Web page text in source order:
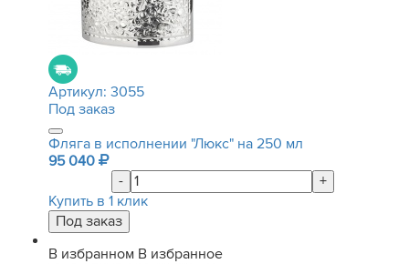
Артикул: 3055
Под заказ
Фляга в исполнении "Люкс" на 250 мл
95 040
-
+
Купить в 1 клик
В избранном В избранное